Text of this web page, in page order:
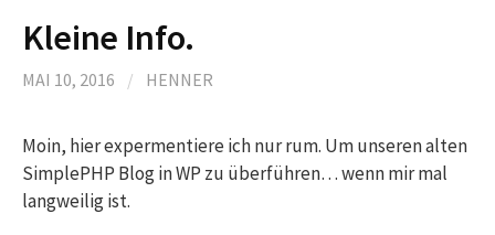
Kleine Info.
MAI 10, 2016 / HENNER
Moin, hier expermentiere ich nur rum. Um unseren alten
SimplePHP Blog in WP zu überführen… wenn mir mal
langweilig ist.